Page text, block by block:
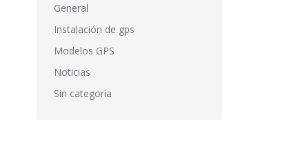
General
Instalación de gps
Modelos GPS
Noticias
Sin categoría